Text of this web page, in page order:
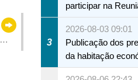
participar na
Macau
3
2026-08-03 09:01
Publicação dos
da habitação
A12 da Zona A